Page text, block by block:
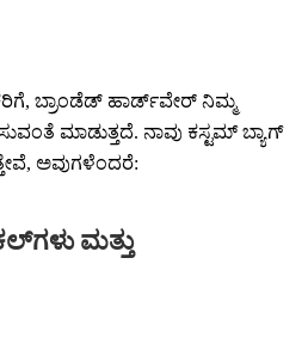
ಬ್ರಾಂಡೆಡ್ ಹಾರ್ಡ್‌ವೇರ್ ನಿಮ್ಮ
ಮಾಡುತ್ತದೆ. ನಾವು ಕಸ್ಟಮ್ ಬ್ಯಾಗ್
ಅವುಗಳೆಂದರೆ:
ಮತ್ತು